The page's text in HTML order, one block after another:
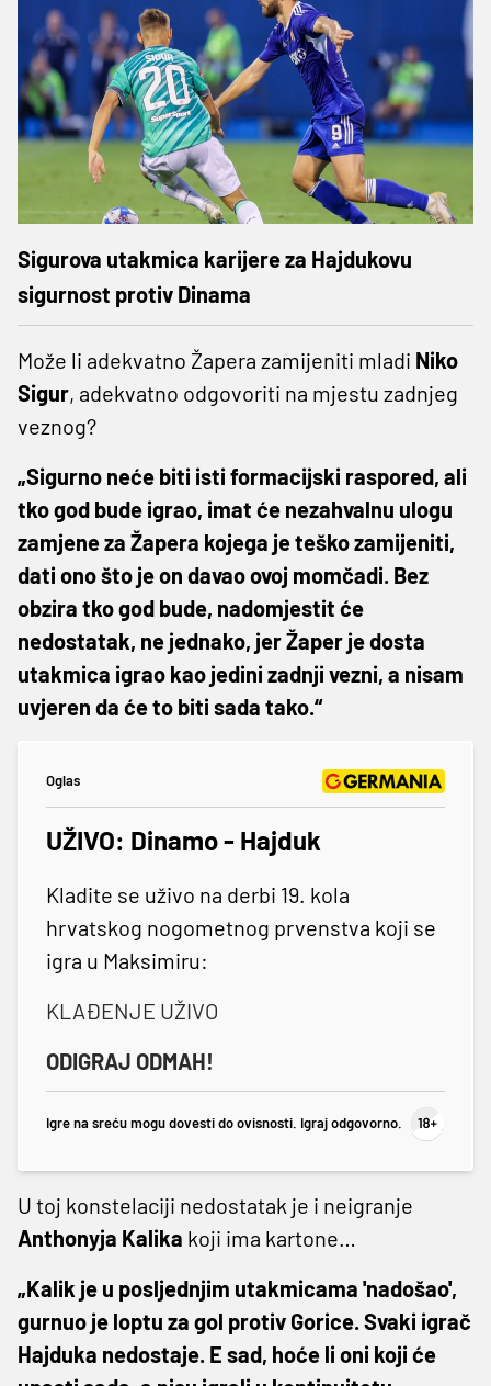
Sigurova utakmica karijere za Hajdukovu
sigurnost protiv Dinama
Može li adekvatno Žapera zamijeniti mladi Niko
Sigur, adekvatno odgovoriti na mjestu zadnjeg
veznog?
„Sigurno neće biti isti formacijski raspored, ali
tko god bude igrao, imat će nezahvalnu ulogu
zamjene za Žapera kojega je teško zamijeniti,
dati ono što je on davao ovoj momčadi. Bez
obzira tko god bude, nadomjestit će
nedostatak, ne jednako, jer Žaper je dosta
utakmica igrao kao jedini zadnji vezni, a nisam
uvjeren da će to biti sada tako.“
Oglas
UŽIVO: Dinamo - Hajduk
Kladite se uživo na derbi 19. kola
hrvatskog nogometnog prvenstva koji se
igra u Maksimiru:
KLAĐENJE UŽIVO
ODIGRAJ ODMAH!
Igre na sreću mogu dovesti do ovisnosti. Igraj odgovorno.
U toj konstelaciji nedostatak je i neigranje
Anthonyja Kalika koji ima kartone…
„Kalik je u posljednjim utakmicama 'nadošao',
gurnuo je loptu za gol protiv Gorice. Svaki igrač
Hajduka nedostaje. E sad, hoće li oni koji će